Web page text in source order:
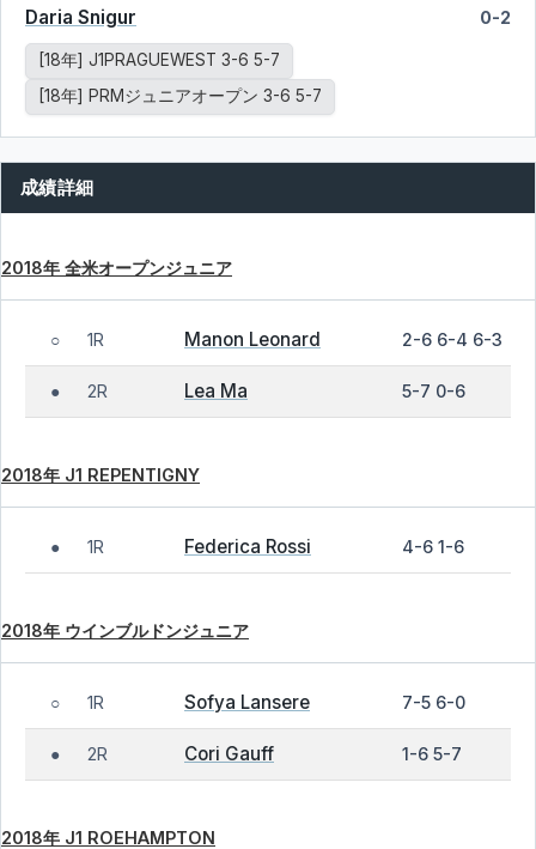
Daria Snigur 0-2
[18年] J1PRAGUEWEST 3-6 5-7
[18年] PRMジュニアオープン 3-6 5-7
成績詳細
2018年 全米オープンジュニア
○ 1R Manon Leonard 2-6 6-4 6-3
● 2R Lea Ma 5-7 0-6
2018年 J1 REPENTIGNY
● 1R Federica Rossi 4-6 1-6
2018年 ウインブルドンジュニア
○ 1R Sofya Lansere 7-5 6-0
● 2R Cori Gauff 1-6 5-7
2018年 J1 ROEHAMPTON